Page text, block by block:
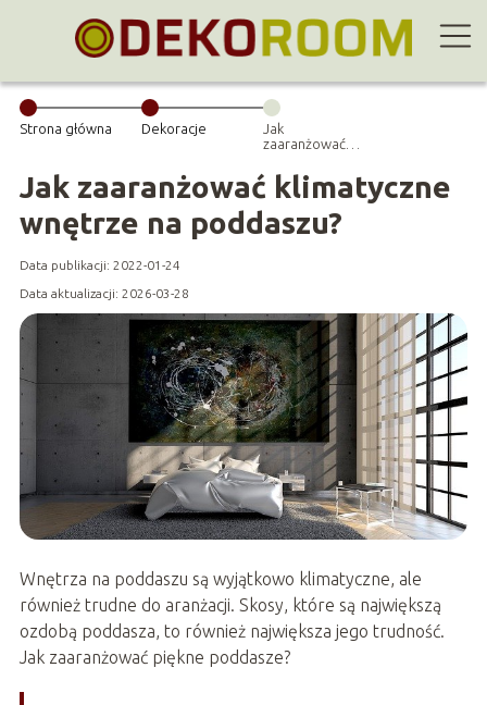
Strona główna Dekoracje
Jak
zaaranżować
wnętrze na
poddaszu?
Jak zaaranżować klimatyczne
wnętrze na poddaszu?
Data publikacji: 2022-01-24
Data aktualizacji: 2026-03-28
Wnętrza na poddaszu są wyjątkowo klimatyczne, ale
również trudne do aranżacji. Skosy, które są największą
ozdobą poddasza, to również największa jego trudność.
Jak zaaranżować piękne poddasze?